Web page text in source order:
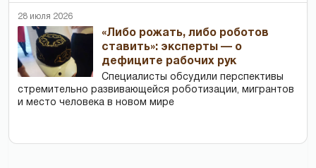
28 июля 2026
«Либо рожать, либо роботов
ставить»: эксперты — о
дефиците рабочих рук
Специалисты обсудили перспективы
стремительно развивающейся роботизации, мигрантов
и место человека в новом мире